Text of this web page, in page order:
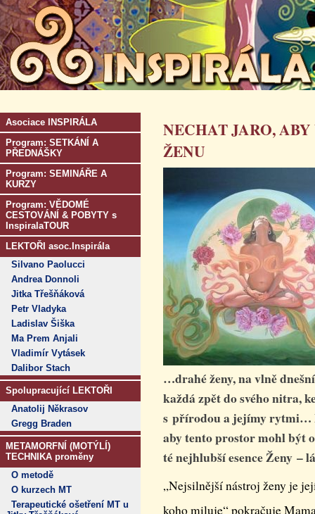
Asociace INSPIRÁLA
Program: SETKÁNÍ A
PŘEDNÁŠKY
Program: SEMINÁŘE A
KURZY
Program: VĚDOMÉ
CESTOVÁNÍ & POBYTY s
InspiralaTOUR
LEKTOŘI asoc.Inspirála
Silvano Paolucci
Andrea Donnoli
Jitka Třešňáková
Petr Vladyka
Ladislav Šiška
Ma Prem Anjali
Vladimír Vytásek
Dalibor Stach
Spolupracující LEKTOŘI
Anatolij Někrasov
Gregg Braden
METAMORFNÍ (MOTÝLÍ)
TECHNIKA proměny
O metodě
O kurzech MT
Terapeutické ošetření MT u
NECHAT JARO,
ŽENU
…drahé ženy, na vlně
každá zpět do svého nitra,
s přírodou a jejímy rytmi…
aby tento prostor mohl být
té nejhlubší esence Ženy –
„Nejsilnější nástroj ženy je
koho miluje“ pokračuje